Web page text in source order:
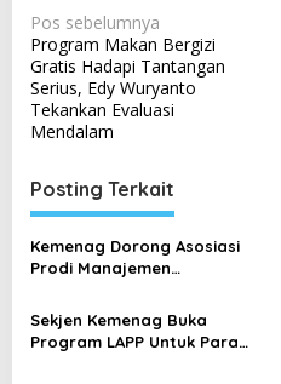
N
a
v
i
a
s
i
o
s
Pos sebelumnya
Program Makan Bergizi
Gratis Hadapi Tantangan
Serius, Edy Wuryanto
Tekankan Evaluasi
Mendalam
Posting Terkait
Kemenag Dorong Asosiasi
Prodi Manajemen
Indonesia Manfaatkan
Layanan Beasiswa dan Riset
Sekjen Kemenag Buka
Program LAPP Untuk Para